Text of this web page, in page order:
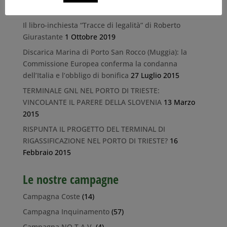
Il libro-inchiesta “Tracce di legalità” di Roberto
Giurastante 1 Ottobre 2019
Discarica Marina di Porto San Rocco (Muggia): la
Commissione Europea conferma la condanna
dell’Italia e l’obbligo di bonifica 27 Luglio 2015
TERMINALE GNL NEL PORTO DI TRIESTE:
VINCOLANTE IL PARERE DELLA SLOVENIA 13 Marzo
2015
RISPUNTA IL PROGETTO DEL TERMINAL DI
RIGASSIFICAZIONE NEL PORTO DI TRIESTE? 16
Febbraio 2015
Le nostre campagne
Campagna Coste (14)
Campagna Inquinamento(57)